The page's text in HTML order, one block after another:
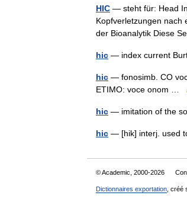
HIC — steht für: Head
Kopfverletzungen nach
der Bioanalytik Diese
hic — index current
hic — fonosimb. CO
ETIMO: voce onom …
hic — imitation of the
hic — [hik] interj. used
© Academic, 2000-2026
Dictionnaires exportation , créé